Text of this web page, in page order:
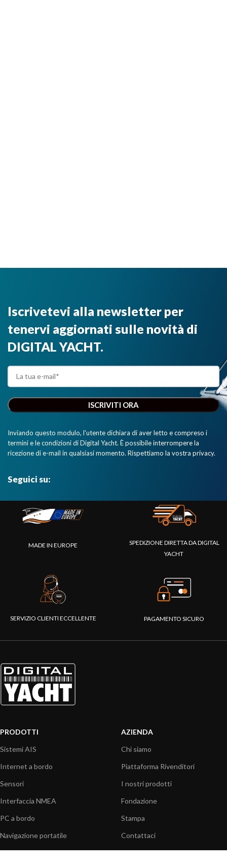
Iscrivetevi alla newsletter per
tenervi aggiornati sulle novità di
DIGITAL YACHT.
Inviando questo modulo, l'utente dichiara di aver letto e compreso i
termini e le condizioni di Digital Yacht. È possibile interrompere la
ricezione di e-mail in qualsiasi momento. Rispettiamo la vostra privacy.
Seguici su:
MADE IN EUROPE
SPEDIZIONE DIRETTA DA DIGITAL
YACHT
SERVIZIO CLIENTI ECCELLENTE PAGAMENTO SICURO
PRODOTTI
Sistemi AIS
Internet a bordo
Sensori
Interfaccia NMEA
PC a bordo
Navigazione portatile
AZIENDA
Chi siamo
Piattaforma Rivenditori
I nostri prodotti
Fondazione
Stampa
Contattaci